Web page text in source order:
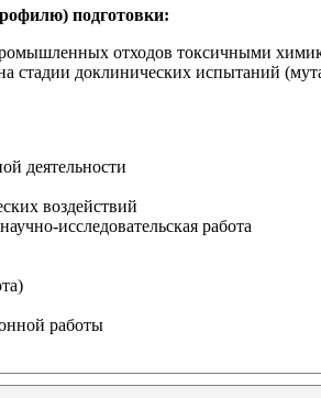
подготовки:
отходов токсичными
стадии доклинических испытаний
деятельности
воздействий
исследовательская работа
работы